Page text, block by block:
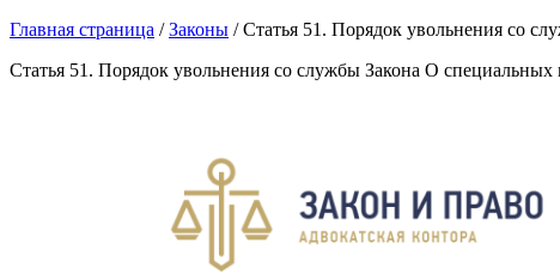
Главная страница /Законы /Статья 51. Порядок увольнения со
Статья 51. Порядок увольнения со службы Закона О специальных